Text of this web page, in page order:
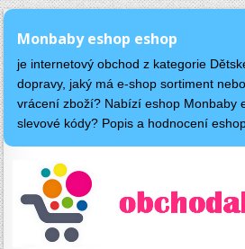
Monbaby eshop eshop
je internetový obchod z kategorie
dopravy, jaký má e-shop sortiment
vrácení zboží? Nabízí eshop Monbaby
slevové kódy? Popis a hodnocení